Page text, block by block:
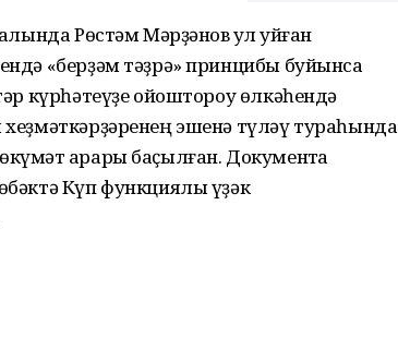
Рөстәм Мәрҙәнов ҡул ҡуйған
«берҙәм тәҙрә» принцибы буйынса
күрһәтеүҙе ойоштороу өлкәһендә
эшенә түләү тураһында
ҡарары баҫылған. Документҡа
Күп функциялы үҙәк